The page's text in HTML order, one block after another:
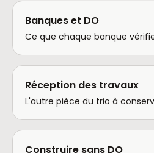
Banques et DO
Ce que chaque banque
Réception des travaux
L'autre pièce du trio à
Construire sans DO